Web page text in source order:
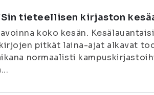
tieteellisen kirjaston
koko kesän.
pitkät laina-ajat alkavat
normaalisti